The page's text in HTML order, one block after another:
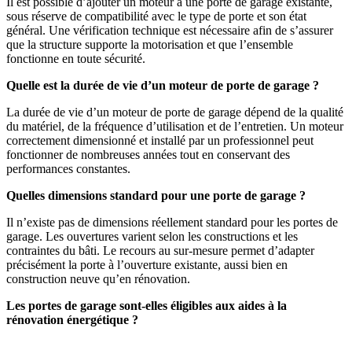
sous réserve de compatibilité avec le type de porte et son état
général. Une vérification technique est nécessaire afin de s’assurer
que la structure supporte la motorisation et que l’ensemble
fonctionne en toute sécurité.
Quelle est la durée de vie d’un moteur de porte de garage ?
La durée de vie d’un moteur de porte de garage dépend de la qualité
du matériel, de la fréquence d’utilisation et de l’entretien. Un moteur
correctement dimensionné et installé par un professionnel peut
fonctionner de nombreuses années tout en conservant des
performances constantes.
Quelles dimensions standard pour une porte de garage ?
Il n’existe pas de dimensions réellement standard pour les portes de
garage. Les ouvertures varient selon les constructions et les
contraintes du bâti. Le recours au sur-mesure permet d’adapter
précisément la porte à l’ouverture existante, aussi bien en
construction neuve qu’en rénovation.
Les portes de garage sont-elles éligibles aux aides à la
rénovation énergétique ?